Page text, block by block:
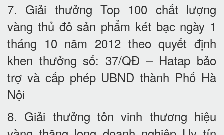
7. Giải thưởng Top 100 chất lượng
vàng thủ đô sản phẩm két bạc ngày 1
tháng 10 năm 2012 theo quyết định
khen thưởng số: 37/QĐ – Hatap bảo
trợ và cấp phép UBND thành Phố Hà
Nội
8. Giải thưởng tôn vinh thương hiệu